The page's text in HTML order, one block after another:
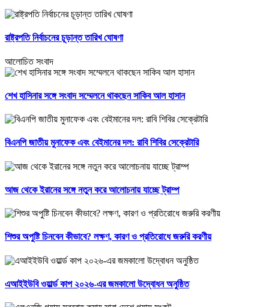
রাষ্ট্রপতি নির্বাচনের চূড়ান্ত তারিখ ঘোষণা
আলোচিত সংবাদ
শেখ হাসিনার সঙ্গে সংবাদ সম্মেলনে থাকছেন সাকিব আল হাসান
বিএনপি জাতীয় মুনাফেক এবং বেইমানের দল: রাবি শিবির সেক্রেটারি
আজ থেকে ইরানের সঙ্গে নতুন করে আলোচনায় যাচ্ছে ট্রাম্প
শিশুর অপুষ্টি চিনবেন কীভাবে? লক্ষণ, কারণ ও প্রতিরোধে জরুরি করণীয়
এআইইউবি ওয়ার্ল্ড কাপ ২০২৬-এর জমকালো উদ্বোধন অনুষ্ঠিত